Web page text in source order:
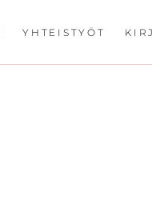
YHTEISTYÖT